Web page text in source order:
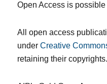
Open Access is
All open access
underCreative
retaining their copyrights.